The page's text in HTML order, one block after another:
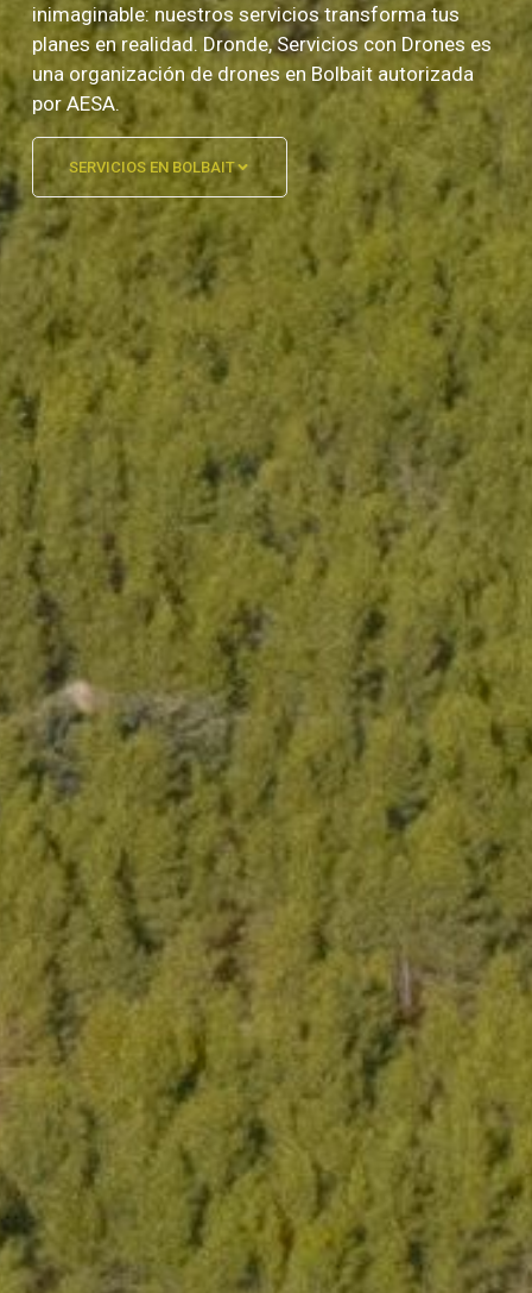
inimaginable: nuestros servicios transforma tus
planes en realidad. Dronde, Servicios con Drones es
una organización de drones en Bolbait autorizada
por AESA.
SERVICIOS EN BOLBAIT